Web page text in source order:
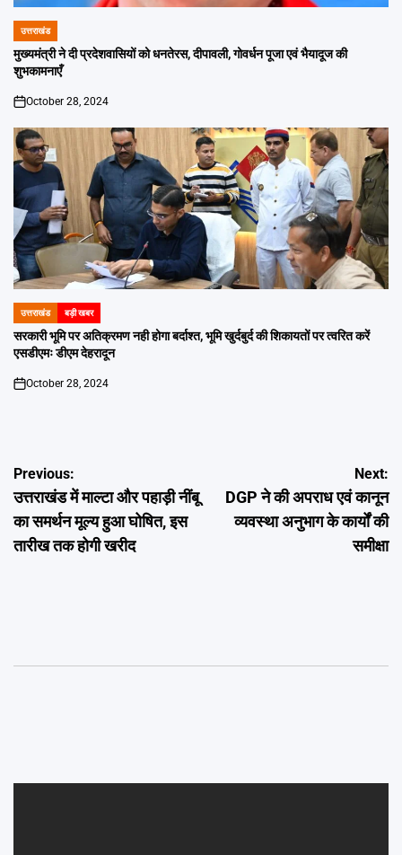
POSTED
IN
उत्तराखंड
मुख्यमंत्री ने दी प्रदेशवासियों को धनतेरस, दीपावली, गोवर्धन पूजा एवं भैयादूज की
शुभकामनाएँ
on
October 28, 2024
POSTED
IN
उत्तराखंड बड़ी खबर
सरकारी भूमि पर अतिक्रमण नही होगा बर्दाश्त, भूमि खुर्दबुर्द की शिकायतों पर त्वरित करें
एसडीएमः डीएम देहरादून
on
October 28, 2024
Post
navigation
Previous:
उत्तराखंड में माल्टा और पहाड़ी नींबू
का समर्थन मूल्य हुआ घोषित, इस
तारीख तक होगी खरीद
Next:
DGP ने की अपराध एवं कानून
व्यवस्था अनुभाग के कार्यों की
समीक्षा